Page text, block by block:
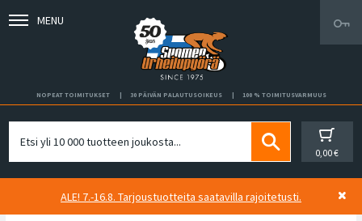
MENU
NOPEAT TOIMITUKSET 30 PÄIVÄN PALAUTUSOIKEUS 100 % TOIMITUSVARMUUS
0,00 €
ALE! 7.-16.8. Tarjoustuotteita saatavilla rajoitetusti.